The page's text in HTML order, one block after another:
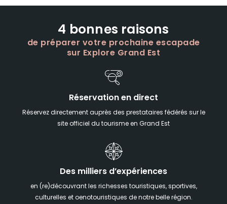
4 bonnes raisons
de préparer votre prochaine escapade
sur Explore Grand Est
Réservation en direct
Réservez directement auprès des prestataires fédérés sur le
site officiel du tourisme en Grand Est
Des milliers d’expériences
en (re)découvrant les richesses touristiques, sportives,
culturelles et oenotouristiques de notre belle région.